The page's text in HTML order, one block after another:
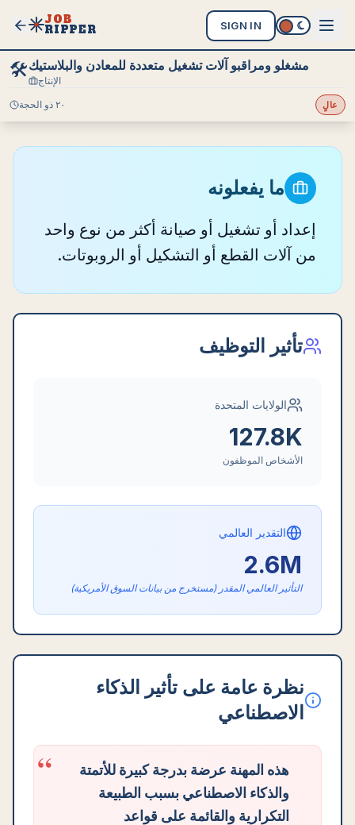
JOB
RIPPER SIGN IN
🛠️مشغلو ومراقبو آلات تشغيل متعددة للمعادن والبلاستيك
الإنتاج
٢٠ ذو الحجة
عالٍ
ما يفعلونه
إعداد أو تشغيل أو صيانة أكثر من نوع واحد
من آلات القطع أو التشكيل أو الروبوتات.
تأثير التوظيف
الولايات المتحدة
127.8K
الأشخاص الموظفون
التقدير العالمي
2.6M
التأثير العالمي المقدر (مستخرج من بيانات السوق الأمريكية)
نظرة عامة على تأثير الذكاء
الاصطناعي
“
هذه المهنة عرضة بدرجة كبيرة للأتمتة
والذكاء الاصطناعي بسبب الطبيعة
التكرارية والقائمة على قواعد